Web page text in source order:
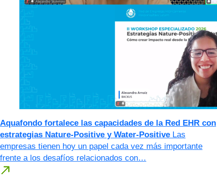
Aquafondo fortalece las capacidades de la Red EHR con
estrategias Nature-Positive y Water-Positive Las
empresas tienen hoy un papel cada vez más importante
frente a los desafíos relacionados con…